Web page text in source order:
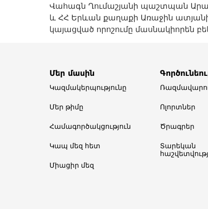
Վահագն Ղումաշյանի պաշտպան
և ՀՀ Երևան քաղաքի Առաջին
կայացված որոշումը մասնակիորեն
Մեր մասին
Կազմակերպությունը
Մեր թիմը​
Համագործակցություն
Կապ մեզ հետ
Միացիր մեզ
Ոլորտներ​
Ծրագրեր
Տարեկան